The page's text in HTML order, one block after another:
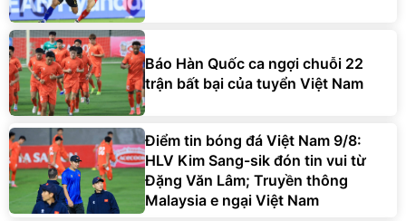
Báo Hàn Quốc ca ngợi chuỗi 22
trận bất bại của tuyển Việt Nam
Điểm tin bóng đá Việt Nam 9/8:
HLV Kim Sang-sik đón tin vui từ
Đặng Văn Lâm; Truyền thông
Malaysia e ngại Việt Nam